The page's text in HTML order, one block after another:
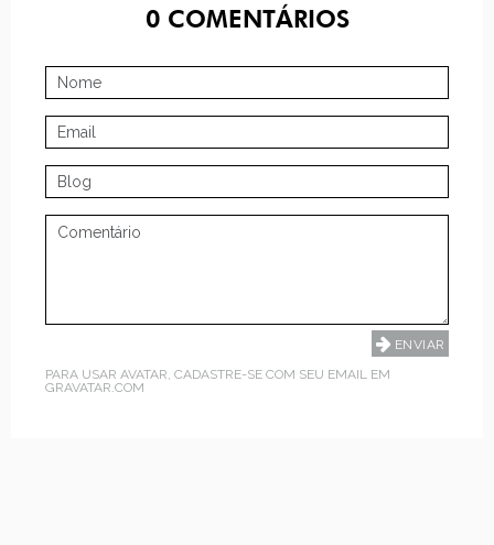
0COMENTÁRIOS
PARA USAR AVATAR, CADASTRE-SE COM SEU EMAIL EM
GRAVATAR.COM